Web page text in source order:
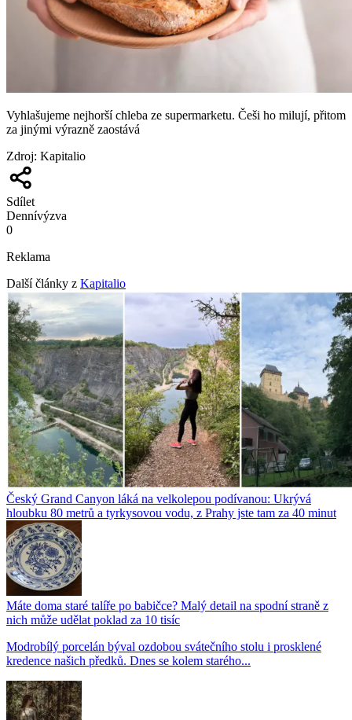
Vyhlašujeme nejhorší chleba ze supermarketu. Češi ho milují, přitom
za jinými výrazně zaostává
Zdroj: Kapitalio
Sdílet
Dennívýzva
0
Reklama
Další články z Kapitalio
Český Grand Canyon láká na velkolepou podívanou: Ukrývá
hloubku 80 metrů a tyrkysovou vodu, z Prahy jste tam za 40 minut
Máte doma staré talíře po babičce? Malý detail na spodní straně z
nich může udělat poklad za 10 tisíc
Modrobílý porcelán býval ozdobou svátečního stolu i prosklené
kredence našich předků. Dnes se kolem starého...